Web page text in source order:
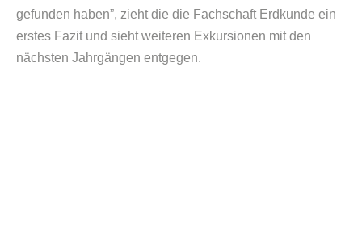
gefunden haben”, zieht die die Fachschaft Erdkunde ein
erstes Fazit und sieht weiteren Exkursionen mit den
nächsten Jahrgängen entgegen.